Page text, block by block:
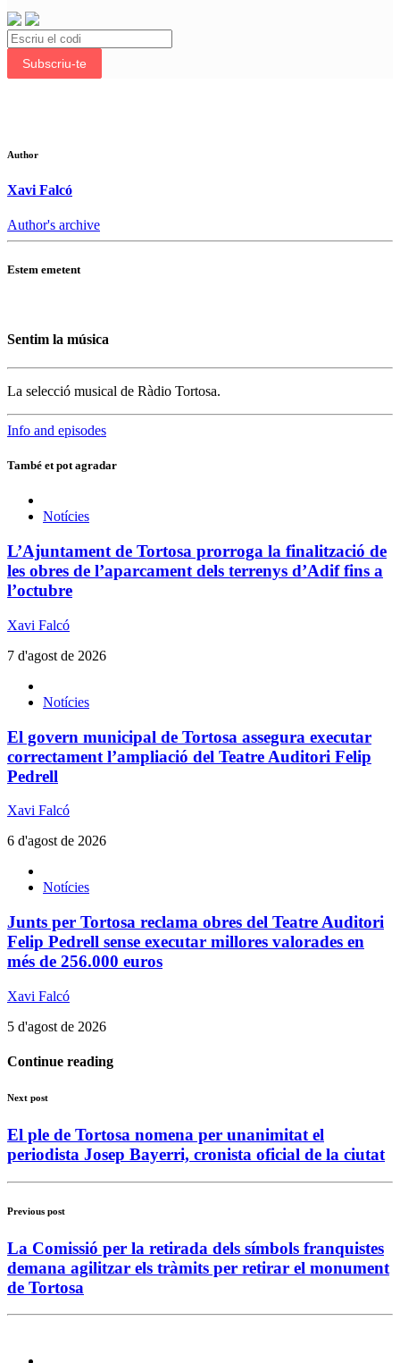
Subscriu-te
Author
Xavi Falcó
Author's archive
Estem emetent
Sentim la música
La selecció musical de Ràdio Tortosa.
Info and episodes
També et pot agradar
Notícies
L’Ajuntament de Tortosa prorroga la finalització de
les obres de l’aparcament dels terrenys d’Adif fins a
l’octubre
Xavi Falcó
7 d'agost de 2026
Notícies
El govern municipal de Tortosa assegura executar
correctament l’ampliació del Teatre Auditori Felip
Pedrell
Xavi Falcó
6 d'agost de 2026
Notícies
Junts per Tortosa reclama obres del Teatre Auditori
Felip Pedrell sense executar millores valorades en
més de 256.000 euros
Xavi Falcó
5 d'agost de 2026
Continue reading
Next post
El ple de Tortosa nomena per unanimitat el
periodista Josep Bayerri, cronista oficial de la ciutat
Previous post
La Comissió per la retirada dels símbols franquistes
demana agilitzar els tràmits per retirar el monument
de Tortosa